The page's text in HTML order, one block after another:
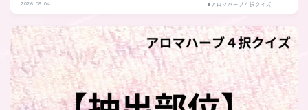
2026.08.04 ■アロマハーブ４択クイズ